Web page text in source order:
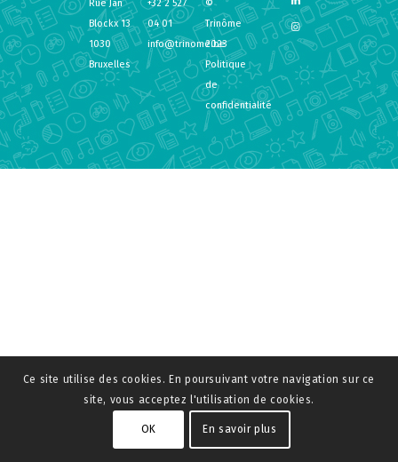
Rue Jan
Blockx 13
1030
Bruxelles
+32 2 527
04 01
info@trinome.be
©
Trinôme
2023
Politique
de
confidentialité
Ce site utilise des cookies. En poursuivant votre navigation sur ce
site, vous acceptez l'utilisation de cookies.
OK En savoir plus